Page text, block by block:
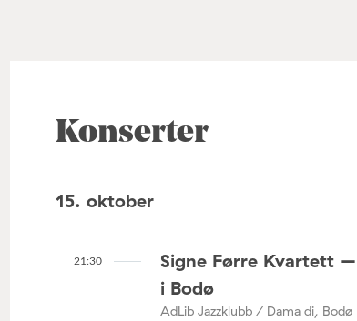
Konserter
15. oktober
21:30
Signe Førre Kvartett –
i Bodø
AdLib Jazzklubb / Dama di, Bodø